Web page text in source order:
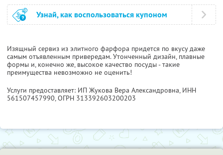
Узнай, как воспользоваться купоном
Изящный сервиз из элитного фарфора придется по вкусу даже
самым отъявленным привередам. Утонченный дизайн, плавные
формы и, конечно же, высокое качество посуды - такие
преимущества невозможно не оценить!
Услуги предоставляет: ИП Жукова Вера Александровна, ИНН
561507457990, ОГРН 313392603200203